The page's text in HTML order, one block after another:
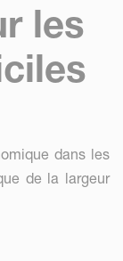
les
dans les
de la largeur